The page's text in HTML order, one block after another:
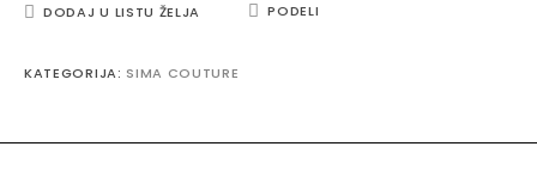
DODAJ U LISTU ŽELJA PODELI
KATEGORIJA: SIMA COUTURE